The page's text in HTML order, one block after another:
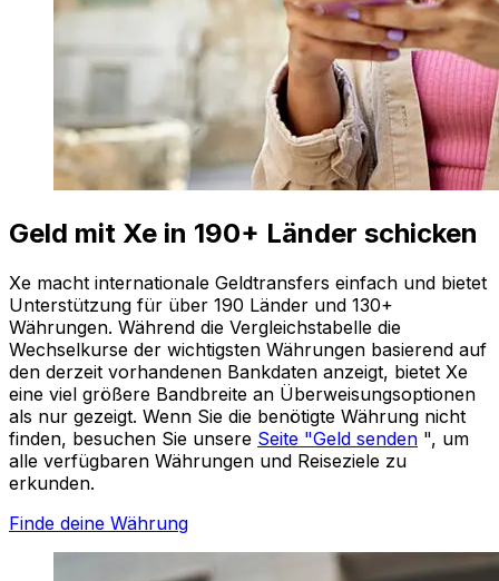
Geld mit Xe in 190+ Länder schicken
Xe macht internationale Geldtransfers einfach und bietet
Unterstützung für über 190 Länder und 130+
Währungen. Während die Vergleichstabelle die
Wechselkurse der wichtigsten Währungen basierend auf
den derzeit vorhandenen Bankdaten anzeigt, bietet Xe
eine viel größere Bandbreite an Überweisungsoptionen
als nur gezeigt. Wenn Sie die benötigte Währung nicht
finden, besuchen Sie unsere Seite "Geld senden ", um
alle verfügbaren Währungen und Reiseziele zu
erkunden.
Finde deine Währung